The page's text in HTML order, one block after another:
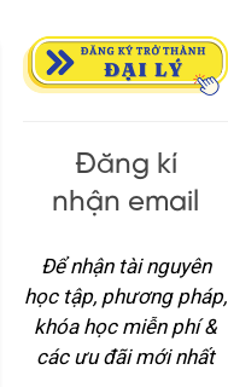
Đăng kí
nhận email
Để nhận tài nguyên
học tập, phương pháp,
khóa học miễn phí &
các ưu đãi mới nhất